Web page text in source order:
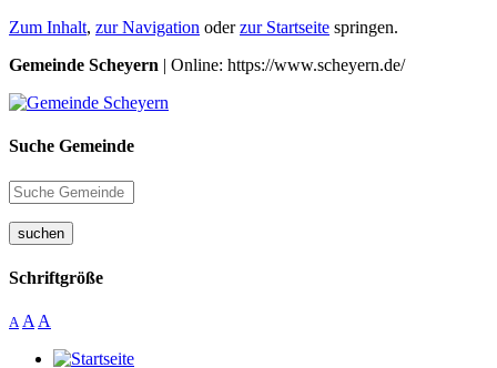
Zum Inhalt, zur Navigation oderzur Startseite springen.
Gemeinde Scheyern | Online: https://www.scheyern.de/
Suche Gemeinde
suchen
Schriftgröße
A A A